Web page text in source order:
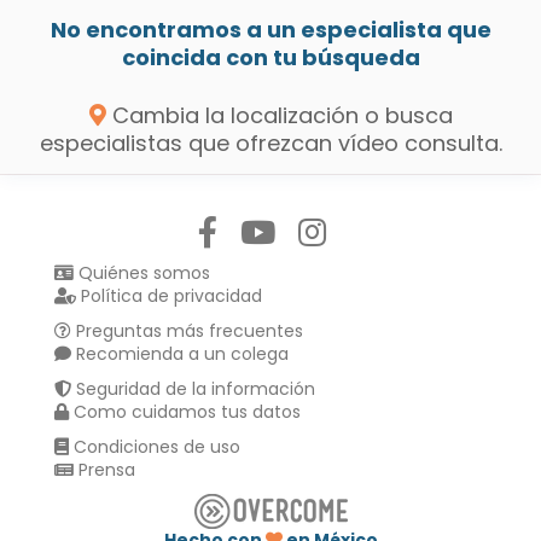
No encontramos a un especialista que
coincida con tu búsqueda
Cambia la localización o busca
especialistas que ofrezcan vídeo consulta.
Quiénes somos
Política de privacidad
Preguntas más frecuentes
Recomienda a un colega
Seguridad de la información
Como cuidamos tus datos
Condiciones de uso
Prensa